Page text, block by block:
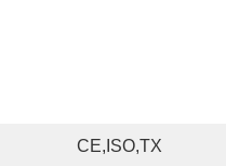
CE,ISO,TX